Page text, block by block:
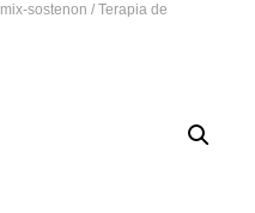
mix-sostenon / Terapia de